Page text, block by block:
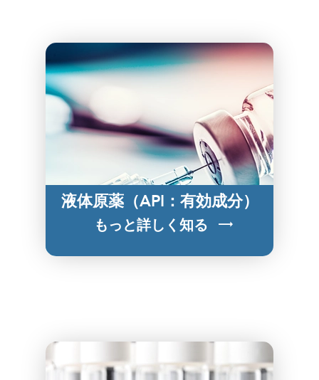
液体原薬（API：有効成分）
もっと詳しく知る